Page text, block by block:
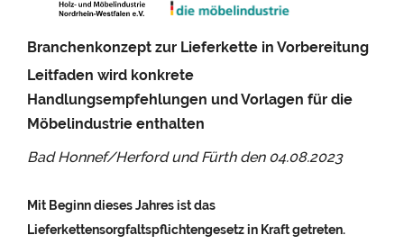
Branchenkonzept zur Lieferkette in Vorbereitung
Leitfaden wird konkrete
Handlungsempfehlungen und Vorlagen für die
Möbelindustrie enthalten
Bad Honnef/Herford und Fürth den 04.08.2023
Mit Beginn dieses Jahres ist das
Lieferkettensorgfaltspflichtengesetz in Kraft getreten.